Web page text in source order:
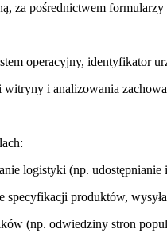
za pośrednictwem
operacyjny, identyfikator
i analizowania
logistyki (np.
produktów,
(np. odwiedziny stron